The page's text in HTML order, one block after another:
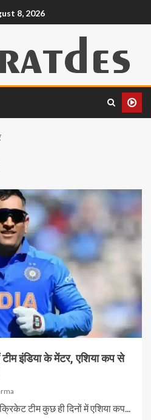
8, 2026
इंडिया के मेंटर, एशिया कप से
टीम कुछ ही दिनों में एशिया कप...